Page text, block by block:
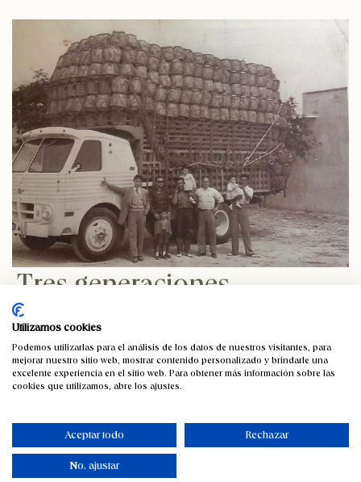
Tres generaciones
transformando la esencia
del Mediterráneo
Dicen que una imagen vale más que mil palabras, y esta es la
En la foto, la niña en brazos del señor a la izquierda es
Mercedes Domenech, mi madre. El hombre es mi abuelo,
Juan Domenech, conocido por todos en el pueblo como
Utilizamos cookies
Podemos utilizarlas para el análisis de los datos de nuestros visitantes, para
mejorar nuestro sitio web, mostrar contenido personalizado y brindarle una
excelente experiencia en el sitio web. Para obtener más información sobre las
cookies que utilizamos, abre los ajustes.
Aceptar todo Rechazar
No, ajustar